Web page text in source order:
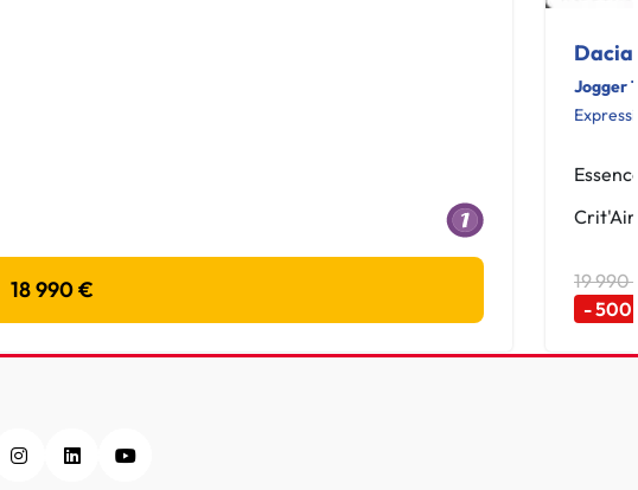
18 990 €
Dacia
Jogger
Essence
Crit'Air
19 990 €
- 500 €